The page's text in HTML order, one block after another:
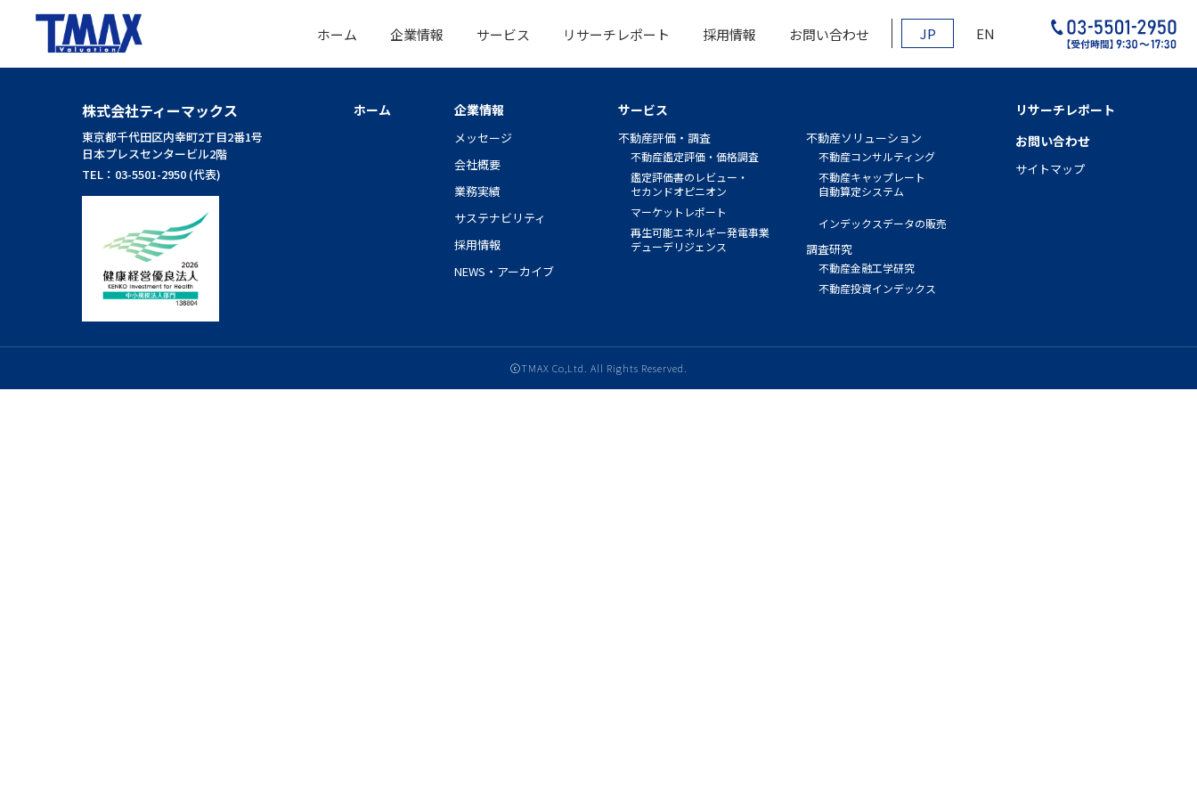
ホーム 企業情報 サービス リサーチレポート 採用情報 お問い合わせ EN
JP
株式会社ティーマックス
東京都千代田区内幸町2丁目2番1号
日本プレスセンタービル2階
TEL：03-5501-2950 (代表)
ホーム 企業情報
メッセージ
会社概要
業務実績
サステナビリティ
採用情報
NEWS・アーカイブ
サービス
不動産評価・調査
不動産鑑定評価・価格調査
鑑定評価書のレビュー・
セカンドオピニオン
マーケットレポート
再生可能エネルギー発電事業
デューデリジェンス
不動産ソリューション
不動産コンサルティング
不動産キャップレート
自動算定システム
インデックスデータの販売
調査研究
不動産金融工学研究
不動産投資インデックス
リサーチレポート
お問い合わせ
サイトマップ
ⓒTMAX Co,Ltd. All Rights Reserved.